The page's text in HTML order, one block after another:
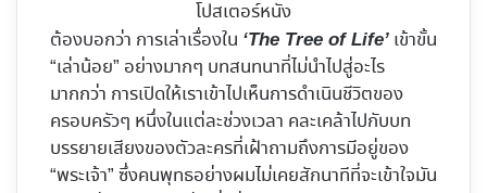
โปสเตอร์หนัง
ต้องบอกว่า การเล่าเรื่องใน ‘The Tree of Life’ เข้าขั้น
“เล่าน้อย” อย่างมากๆ บทสนทนาที่ไม่นำไปสู่อะไร
มากกว่า การเปิดให้เราเข้าไปเห็นการดำเนินชีวิตของ
ครอบครัวๆ หนึ่งในแต่ละช่วงเวลา คละเคล้าไปกับบท
บรรยายเสียงของตัวละครที่เฝ้าถามถึงการมีอยู่ของ
“พระเจ้า” ซึ่งคนพุทธอย่างผมไม่เคยสักนาทีที่จะเข้าใจมัน